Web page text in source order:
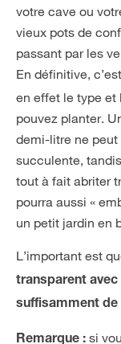
votre cave ou
vieux pots de
passant par les
En définitive,
en effet le type et
pouvez planter.
demi-litre ne peut
succulente,
tout à fait abriter
pourra aussi «
un petit jardin en
L’important est
transparent avec
suffisamment de
Remarque : si